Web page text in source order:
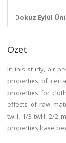
Dokuz Eylül
Özet
In this study, air
properties of
properties for
effects of raw
twill, 1/3 twill, 2/2
properties have